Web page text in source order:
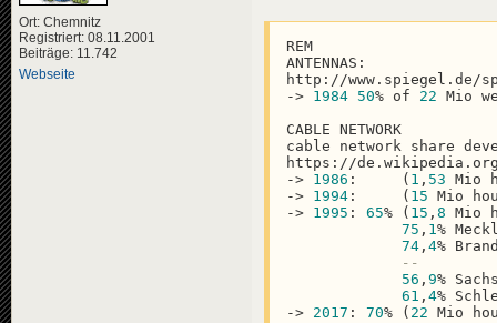
Ort: Chemnitz
Registriert: 08.11.2001
Beiträge: 11.742
Webseite
REM
ANTENNAS:
http://www.spiegel.de/
-> 1984 50% of 22 Mio
CABLE NETWORK
cable network share
https://
-> 1986 :     ( 1 , 53 Mio
-> 1994:     ( 15 Mio
-> 1995 : 65% ( 15 , 8 Mio
75 , 1%
74, 4%
--
56 , 9%
61 , 4%
-> 2017 : 70% ( 22 Mio